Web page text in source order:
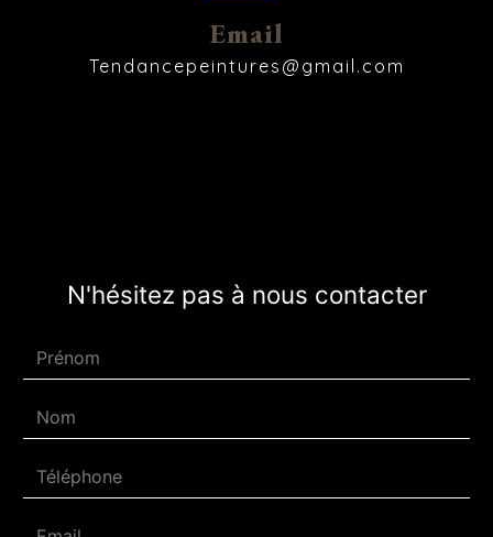
Email
tendancepeintures@gmail.com
N'hésitez pas à nous contacter